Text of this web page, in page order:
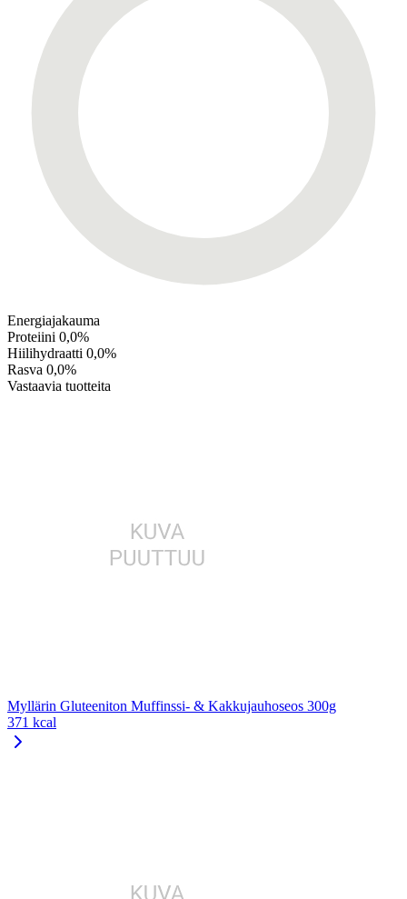
Energiajakauma
Proteiini 0,0%
Hiilihydraatti 0,0%
Rasva 0,0%
Vastaavia tuotteita
Myllärin Gluteeniton Muffinssi- & Kakkujauhoseos 300g
371 kcal